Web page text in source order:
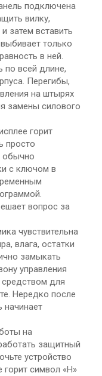
подключена
вилку,
затем вставить
только
в ней.
по всей длине,
Перегибы,
на штырях
замены силового
горит
просто
обычно
с ключом в
вопрос за
чувствительна
влага, остатки
замыкать
управления
для
Нередко после
начинает
на
защитный
устройство
горит символ «H»